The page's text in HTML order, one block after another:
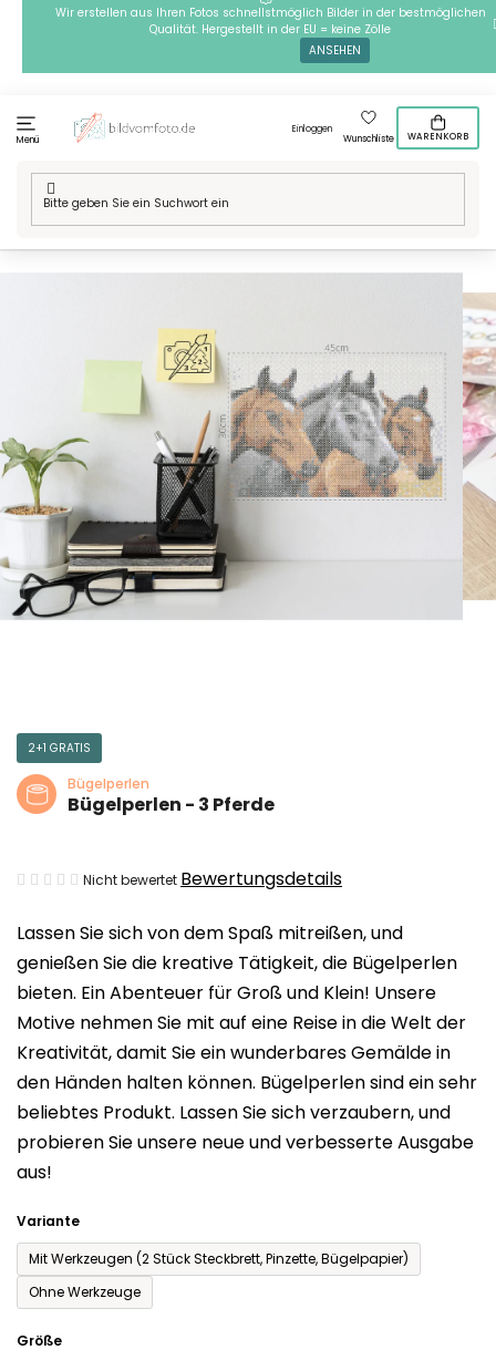
springen
Wir erstellen aus Ihren Fotos schnellstmöglich Bilder in der bestmöglichen
Qualität. Hergestellt in der EU = keine Zölle
ANSEHEN
Menü
Einloggen
Wunschliste
WARENKORB
Startseite
/ Technik / Bügelperlen / Motive / Bügelperlen - 3 Pferde
Lassen Sie sich von dem Spaß mitreißen, und
genießen Sie die kreative Tätigkeit, die Bügelperlen
bieten. Ein Abenteuer für Groß und Klein! Unsere
Motive nehmen Sie mit auf eine Reise in die Welt der
Kreativität, damit Sie ein wunderbares Gemälde in
den Händen halten können. Bügelperlen sind ein sehr
beliebtes Produkt. Lassen Sie sich verzaubern, und
probieren Sie unsere neue und verbesserte Ausgabe
aus!
Variante
Mit Werkzeugen (2 Stück Steckbrett, Pinzette, Bügelpapier)
Ohne Werkzeuge
Größe
2+1 GRATIS
Bügelperlen
Bügelperlen - 3 Pferde
Die
Produktbewertung
ist
0,0
von
5
Sternen.
Nicht bewertet Bewertungsdetails